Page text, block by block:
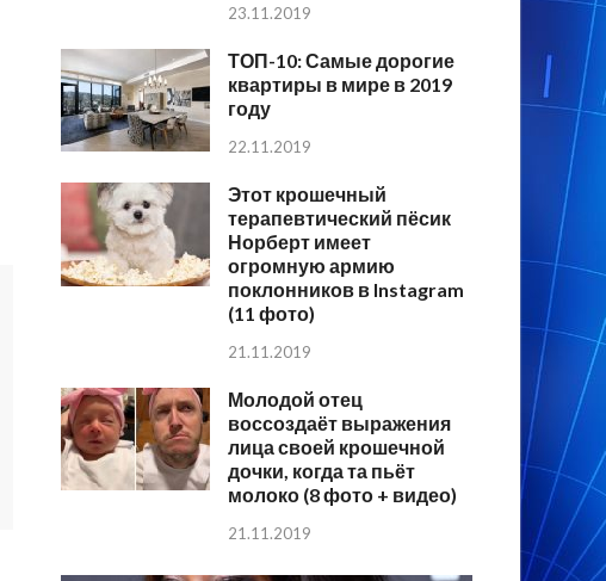
23.11.2019
ТОП-10: Самые дорогие
квартиры в мире в 2019
году
22.11.2019
Этот крошечный
терапевтический пёсик
Норберт имеет
огромную армию
поклонников в Instagram
(11 фото)
21.11.2019
Молодой отец
воссоздаёт выражения
лица своей крошечной
дочки, когда та пьёт
молоко (8 фото + видео)
21.11.2019